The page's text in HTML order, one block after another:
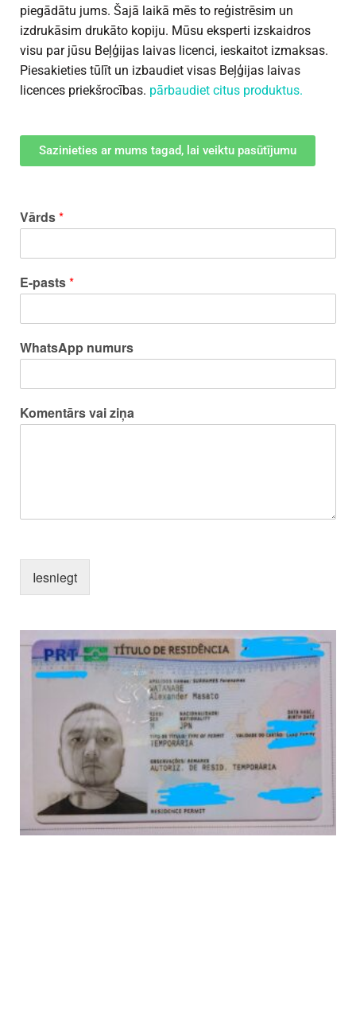
piegādātu jums. Šajā laikā mēs to reģistrēsim un
izdrukāsim drukāto kopiju. Mūsu eksperti izskaidros
visu par jūsu Beļģijas laivas licenci, ieskaitot izmaksas.
Piesakieties tūlīt un izbaudiet visas Beļģijas laivas
licences priekšrocības. pārbaudiet citus produktus.
Sazinieties ar mums tagad, lai veiktu pasūtījumu
Vārds*
E-pasts*
WhatsApp numurs
Komentārs vai ziņa
Iesniegt